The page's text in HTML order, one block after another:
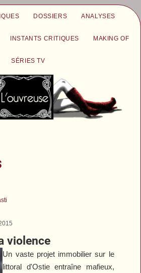
DOSSIERS ANALYSES
INSTANTS CRITIQUES MAKING OF
SÉRIES TV
violence
Un vaste projet immobilier sur le
littoral d'Ostie entraîne mafieux,